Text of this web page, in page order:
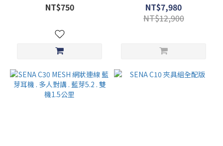
NT$750
NT$7,980
NT$12,900